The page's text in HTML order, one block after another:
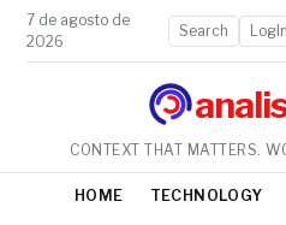
7 de agosto de
2026
Search LogIn
CONTEXT THAT MATTERS.
HOME TECHNOLOGY